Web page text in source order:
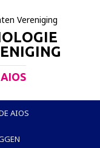
AIOS